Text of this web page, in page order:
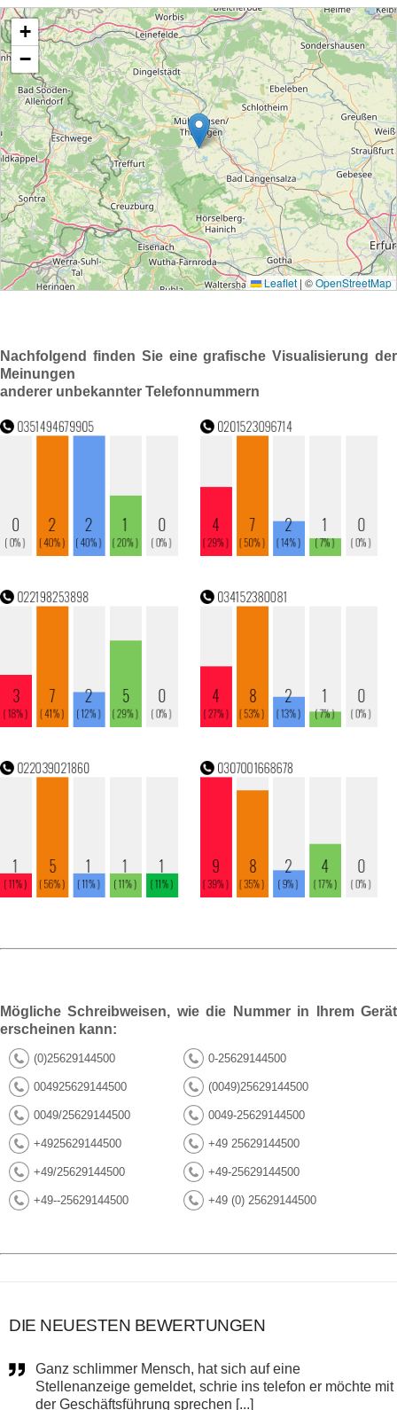
Nachfolgend finden Sie eine grafische Visualisierung der
Meinungen
anderer unbekannter Telefonnummern
Mögliche Schreibweisen, wie die Nummer in Ihrem Gerät
erscheinen kann:
(0)25629144500 0-25629144500
004925629144500 (0049)25629144500
0049/25629144500 0049-25629144500
+4925629144500 +49 25629144500
+49/25629144500 +49-25629144500
+49--25629144500 +49 (0) 25629144500
DIE NEUESTEN BEWERTUNGEN
Ganz schlimmer Mensch, hat sich auf eine
Stellenanzeige gemeldet, schrie ins telefon er möchte mit
der Geschäftsführung sprechen [...]